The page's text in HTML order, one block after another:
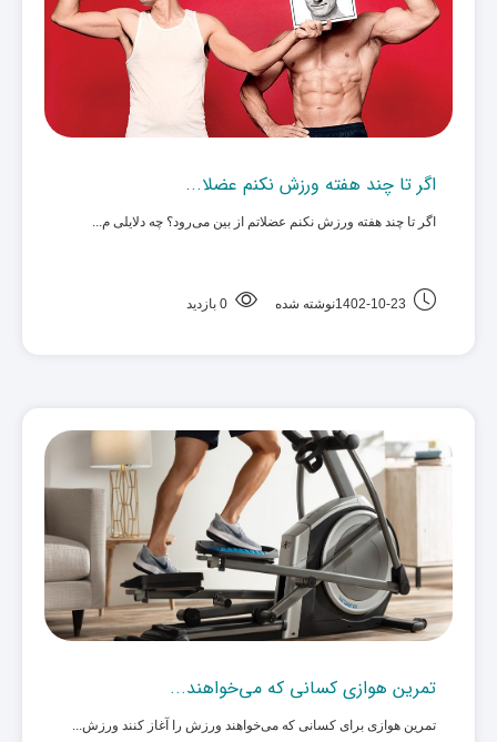
اگر تا چند هفته ورزش نکنم عضلا...
اگر تا چند هفته ورزش نکنم عضلاتم از بین می‌رود؟ چه دلایلی م... ‌
1402-10-23نوشته شده 0 بازدید
تمرین هوازی کسانی که می‌خواهند...
تمرین هوازی برای کسانی که می‌خواهند ورزش را آغاز کنند ورزش... ‌